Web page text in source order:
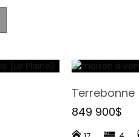
Terrebonne
849 900$